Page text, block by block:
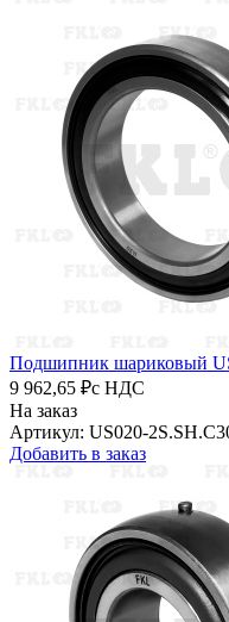
Подшипник шариковый
9 962,65 ₽с НДС
На заказ
Артикул: US020-
Добавить в заказ